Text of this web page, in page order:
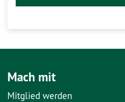
Mach mit
Mitglied werden